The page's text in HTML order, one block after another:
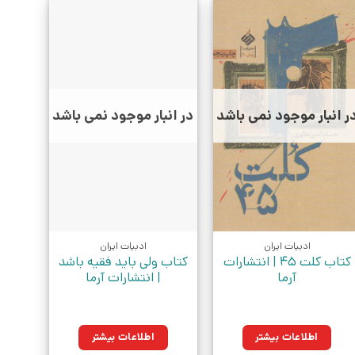
انبار موجود نمی باشد
ادبیات ایران
کتاب کلت 45 | انتشارات
آرما
اطلاعات بیشتر
در انبار موجود نمی باشد
ادبیات ایران
کتاب ولی باید فقیه باشد
| انتشارات آرما
اطلاعات بیشتر